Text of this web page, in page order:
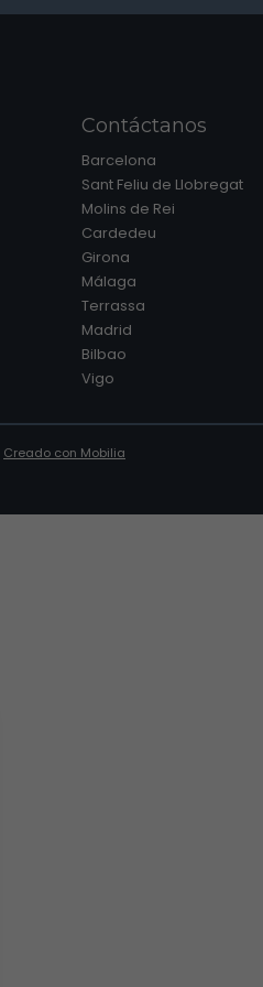
Contáctanos
Barcelona
Sant Feliu de Llobregat
Molins de Rei
Cardedeu
Girona
Málaga
Terrassa
Madrid
Bilbao
Vigo
Creado con Mobilia